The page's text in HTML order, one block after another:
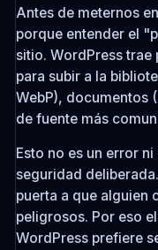
Antes de meternos
porque entender el
sitio. WordPress
para subir a la
WebP), documentos
de fuente más
Esto no es un error
seguridad
puerta a que alguien
peligrosos. Por eso
WordPress prefiere